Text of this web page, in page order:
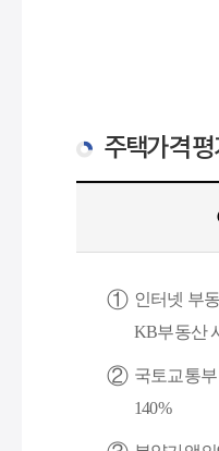
주택가격
인터넷 부
KB부동산
국토교통
140%